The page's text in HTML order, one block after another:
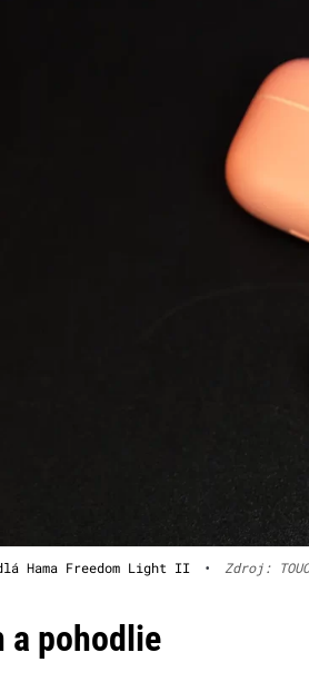
Hama Freedom Light II • Zdroj:
a pohodlie